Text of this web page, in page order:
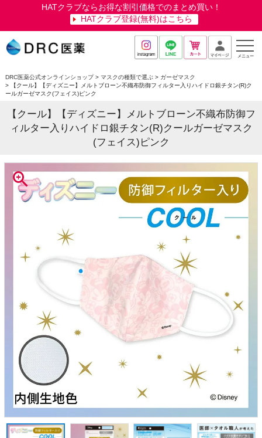
HATクラブならお得な割引価格でのまとめ買い！
HATクラブ登録(無料)はこちら
メニュー
DRC医薬公式オンラインショップ マスクの種類で選ぶ
ガーゼマスク
【クール】【ディズニー】メルトブローン不織布防御フィルター入りハイドロ銀チタン(R)ク
ールガーゼマスク(フェイス)ピンク
【クール】【ディズニー】メルトブローン不織布防御フ
ィルター入りハイドロ銀チタン(R)クールガーゼマスク
(フェイス)ピンク